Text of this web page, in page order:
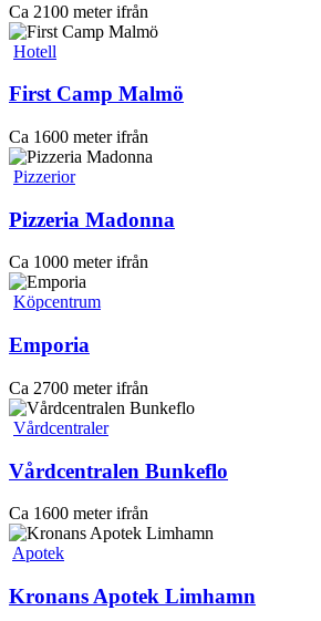
Ca 2100 meter ifrån
Hotell
First Camp Malmö
Ca 1600 meter ifrån
Pizzerior
Pizzeria Madonna
Ca 1000 meter ifrån
Köpcentrum
Emporia
Ca 2700 meter ifrån
Vårdcentraler
Vårdcentralen Bunkeflo
Ca 1600 meter ifrån
Apotek
Kronans Apotek Limhamn